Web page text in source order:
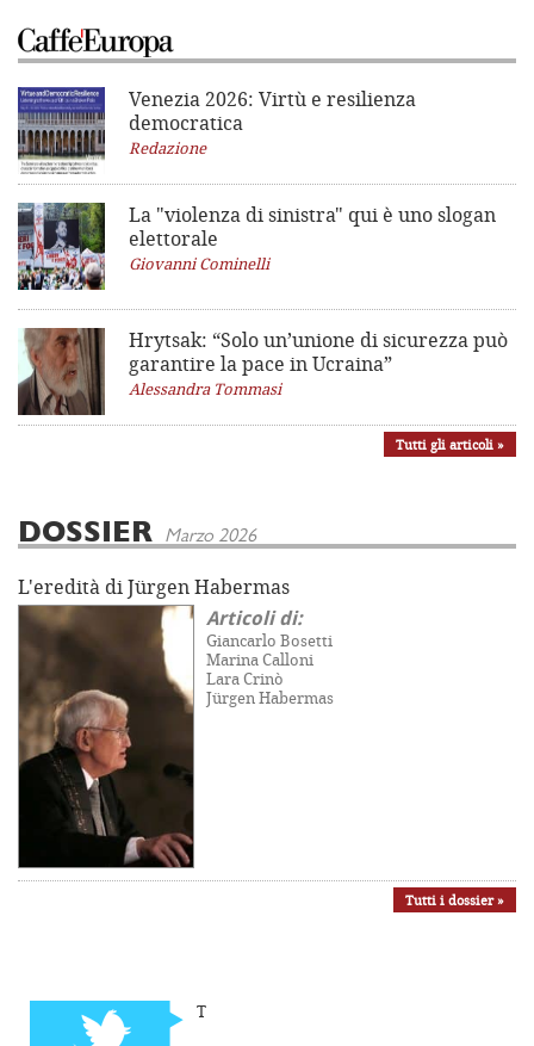
Venezia 2026: Virtù e resilienza
democratica
Redazione
La "violenza di sinistra" qui è uno slogan
elettorale
Giovanni Cominelli
Hrytsak: “Solo un’unione di sicurezza può
garantire la pace in Ucraina”
Alessandra Tommasi
Tutti gli articoli »
DOSSIER Marzo 2026
L'eredità di Jürgen Habermas
Articoli di:
Giancarlo Bosetti
Marina Calloni
Lara Crinò
Jürgen Habermas
Tutti i dossier »
T